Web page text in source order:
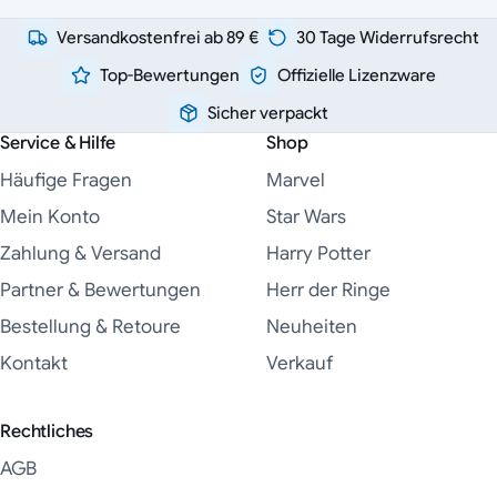
Versandkostenfrei ab 89 €
30 Tage Widerrufsrecht
Top-Bewertungen
Offizielle Lizenzware
Sicher verpackt
Service & Hilfe
Häufige Fragen
Mein Konto
Zahlung & Versand
Partner & Bewertungen
Bestellung & Retoure
Kontakt
Shop
Marvel
Star Wars
Harry Potter
Herr der Ringe
Neuheiten
Verkauf
Rechtliches
AGB